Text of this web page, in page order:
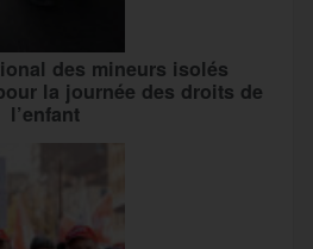
des mineurs isolés
la journée des droits de
l’enfant